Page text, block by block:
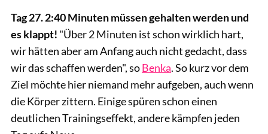
Tag 27. 2:40 Minuten müssen gehalten werden und
es klappt! "Über 2 Minuten ist schon wirklich hart,
wir hätten aber am Anfang auch nicht gedacht, dass
wir das schaffen werden", soBenka. So kurz vor dem
Ziel möchte hier niemand mehr aufgeben, auch wenn
die Körper zittern. Einige spüren schon einen
deutlichen Trainingseffekt, andere kämpfen jeden